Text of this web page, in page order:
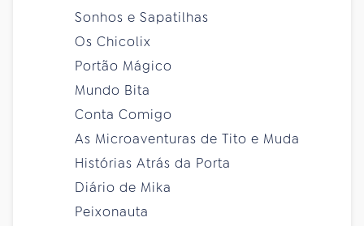
Sonhos e Sapatilhas
Os Chicolix
Portão Mágico
Mundo Bita
Conta Comigo
As Microaventuras de Tito e Muda
Histórias Atrás da Porta
Diário de Mika
Peixonauta